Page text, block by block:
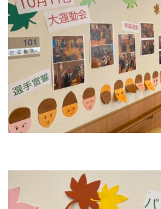
お問い合わせ
入居相談・見学につ
求人応募・見学につ